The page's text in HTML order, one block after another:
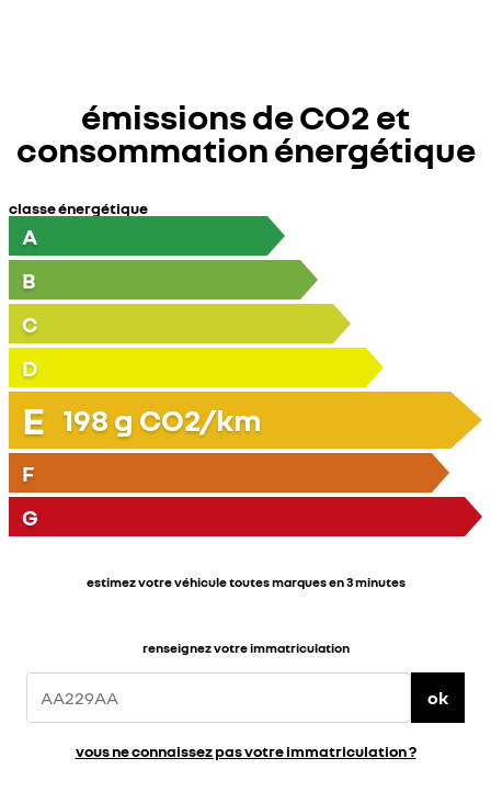
émissions de CO2 et
consommation énergétique
classe énergétique
A
B
C
D
E 198 g CO2/km
F
G
estimez votre véhicule toutes marques en 3 minutes
renseignez votre immatriculation
ok
vous ne connaissez pas votre immatriculation ?